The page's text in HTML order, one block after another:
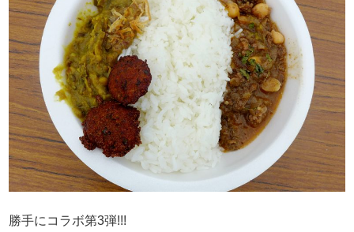
勝手にコラボ第3弾!!!